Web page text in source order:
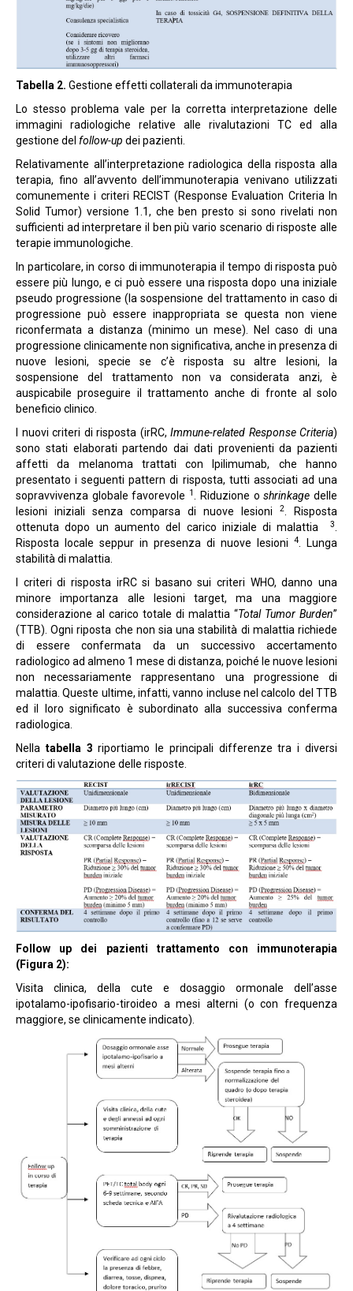
Tabella 2. Gestione effetti collaterali da immunoterapia
Lo stesso problema vale per la corretta interpretazione delle
immagini radiologiche relative alle rivalutazioni TC ed alla
gestione del follow-up dei pazienti.
Relativamente all’interpretazione radiologica della risposta alla
terapia, fino all’avvento dell’immunoterapia venivano utilizzati
comunemente i criteri RECIST (Response Evaluation Criteria In
Solid Tumor) versione 1.1, che ben presto si sono rivelati non
sufficienti ad interpretare il ben più vario scenario di risposte alle
terapie immunologiche.
In particolare, in corso di immunoterapia il tempo di risposta può
essere più lungo, e ci può essere una risposta dopo una iniziale
pseudo progressione (la sospensione del trattamento in caso di
progressione può essere inappropriata se questa non viene
riconfermata a distanza (minimo un mese). Nel caso di una
progressione clinicamente non significativa, anche in presenza di
nuove lesioni, specie se c’è risposta su altre lesioni, la
sospensione del trattamento non va considerata anzi, è
auspicabile proseguire il trattamento anche di fronte al solo
beneficio clinico.
I nuovi criteri di risposta (irRC, Immune-related Response Criteria)
sono stati elaborati partendo dai dati provenienti da pazienti
affetti da melanoma trattati con Ipilimumab, che hanno
presentato i seguenti pattern di risposta, tutti associati ad una
sopravvivenza globale favorevole 1 . Riduzione oshrinkage delle
lesioni iniziali senza comparsa di nuove lesioni
2
. Risposta
ottenuta dopo un aumento del carico iniziale di malattia
3
Risposta locale seppur in presenza di nuove lesioni
4
. Lunga
stabilità di malattia.
I criteri di risposta irRC si basano sui criteri WHO, danno una
minore importanza alle lesioni target, ma una maggiore
considerazione al carico totale di malattia “Total Tumor Burden”
(TTB). Ogni riposta che non sia una stabilità di malattia richiede
di essere confermata da un successivo accertamento
radiologico ad almeno 1 mese di distanza, poiché le nuove lesioni
non necessariamente rappresentano una progressione di
malattia. Queste ultime, infatti, vanno incluse nel calcolo del TTB
ed il loro significato è subordinato alla successiva conferma
radiologica.
Nella tabella 3riportiamo le principali differenze tra i diversi
criteri di valutazione delle risposte.
Follow up dei pazienti trattamento con immunoterapia
(Figura 2):
Visita clinica, della cute e dosaggio ormonale dell’asse
ipotalamo-ipofisario-tiroideo a mesi alterni (o con frequenza
maggiore, se clinicamente indicato).